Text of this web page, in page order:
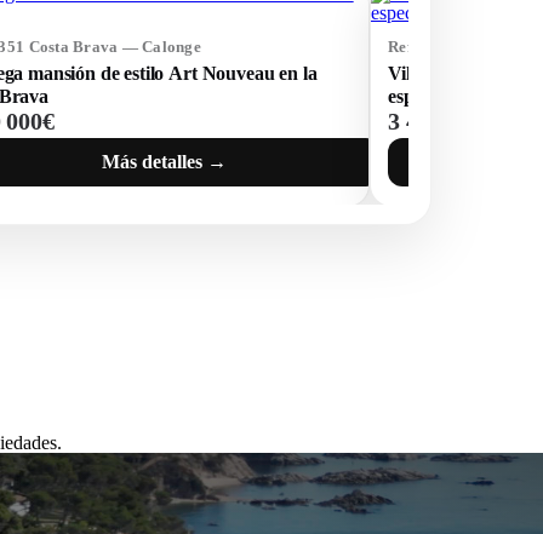
Costa Brava — Calonge
mansión de estilo Art Nouveau en la
000€
Más detalles →
Ref: 1613400 Costa
Villa en la primera
espectaculares.
3 400 000€